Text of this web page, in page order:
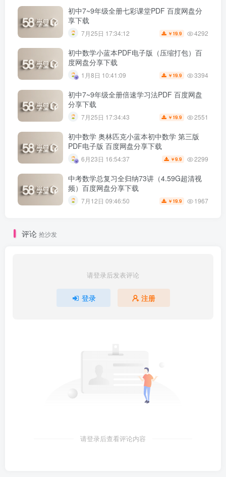
初中7~9年级全册七彩课堂PDF 百度网盘分
享下载
7月25日 17:34:12 ￥ 19.9 4292
初中数学小蓝本PDF电子版（压缩打包）百
度网盘分享下载
1月8日 10:41:09 ￥ 19.9 3394
初中7~9年级全册倍速学习法PDF 百度网盘
分享下载
7月25日 17:34:43 ￥ 19.9 2551
初中数学 奥林匹克小蓝本初中数学 第三版
PDF电子版 百度网盘分享下载
6月23日 16:54:37 ￥9.9 2299
中考数学总复习全归纳73讲（4.59G超清视
频）百度网盘分享下载
7月12日 09:46:50 ￥ 19.9 1967
评论 抢沙发
请登录后发表评论
登录 注册
请登录后查看评论内容